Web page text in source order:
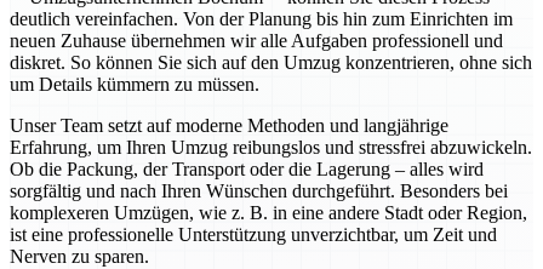
deutlich vereinfachen. Von der Planung bis hin zum Einrichten im
neuen Zuhause übernehmen wir alle Aufgaben professionell und
diskret. So können Sie sich auf den Umzug konzentrieren, ohne sich
um Details kümmern zu müssen.
Unser Team setzt auf moderne Methoden und langjährige
Erfahrung, um Ihren Umzug reibungslos und stressfrei abzuwickeln.
Ob die Packung, der Transport oder die Lagerung – alles wird
sorgfältig und nach Ihren Wünschen durchgeführt. Besonders bei
komplexeren Umzügen, wie z. B. in eine andere Stadt oder Region,
ist eine professionelle Unterstützung unverzichtbar, um Zeit und
Nerven zu sparen.